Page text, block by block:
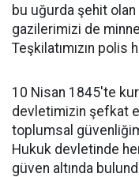
bu uğurda şehit
gazilerimizi de
Teşkilatımızın polis
10 Nisan 1845'te
devletimizin şefkat
toplumsal
Hukuk devletinde
güven altında